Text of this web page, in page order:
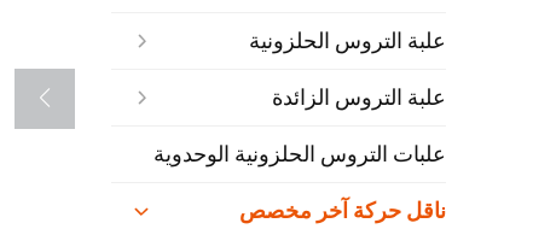
علبة التروس الحلزونية
علبة التروس الزائدة
علبات التروس الحلزونية الوحدوية
ناقل حركة آخر مخصص